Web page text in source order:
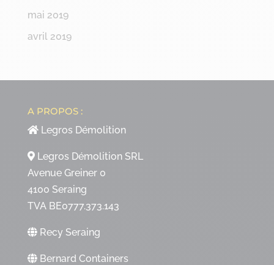
mai 2019
avril 2019
A PROPOS :
Legros Démolition
Legros Démolition SRL
Avenue Greiner 0
4100 Seraing
TVA BE0777.373.143
Recy Seraing
Bernard Containers